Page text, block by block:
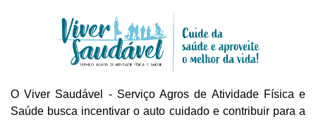
O Viver Saudável - Serviço Agros de Atividade Física e
Saúde busca incentivar o auto cuidado e contribuir para a